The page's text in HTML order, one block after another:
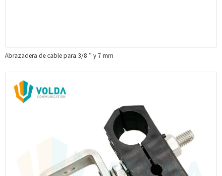
Abrazadera de cable para 3/8 ″ y 7 mm